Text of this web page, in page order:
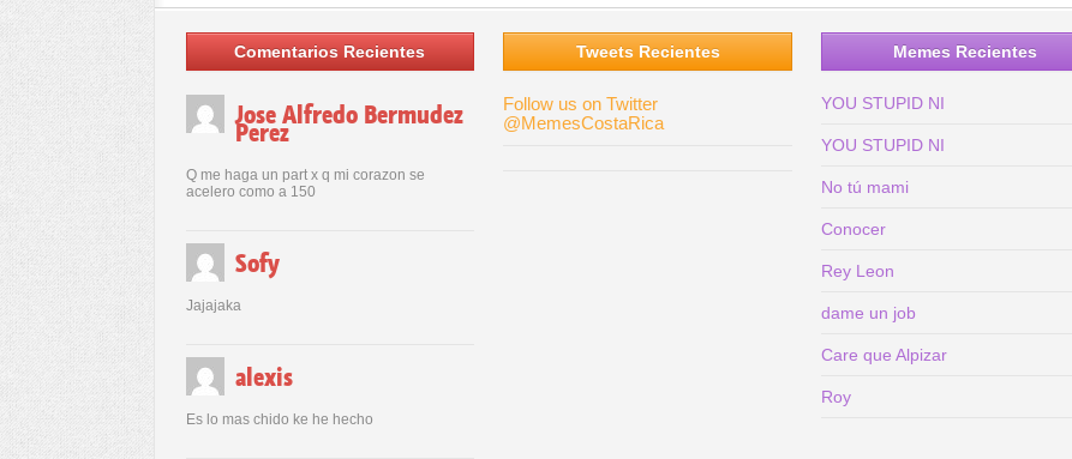
Comentarios Recientes
Jose Alfredo Bermudez
Perez
Q me haga un part x q mi corazon se
acelero como a 150
Sofy
Jajajaka
alexis
Es lo mas chido ke he hecho
Tweets Recientes
Follow us on Twitter
@MemesCostaRica
Memes Recientes
YOU STUPID NI
YOU STUPID NI
No tú mami
Conocer
Rey Leon
dame un job
Care que Alpizar
Roy